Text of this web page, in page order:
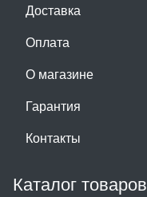
Доставка
Оплата
О магазине
Гарантия
Контакты
Каталог товаров